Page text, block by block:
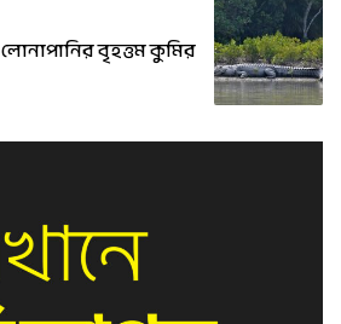
লোনাপানির বৃহত্তম কুমির